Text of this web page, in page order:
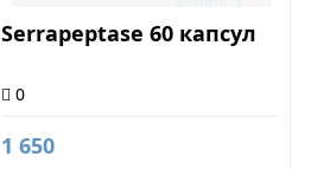
Serrapeptase 60 капсул
0
1 650